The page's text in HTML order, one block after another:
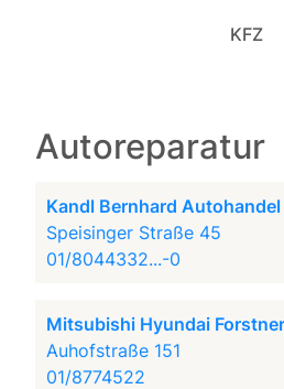
KFZ
Autoreparatur
Kandl Bernhard Autohandel
Speisinger Straße 45
01/8044332...-0
Mitsubishi Hyundai Forstner
Auhofstraße 151
01/8774522